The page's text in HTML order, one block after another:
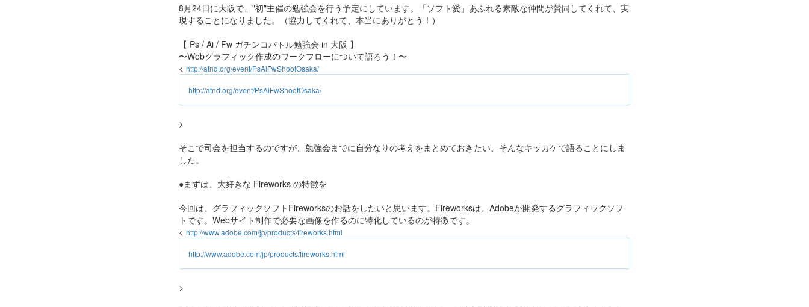
8月24日に大阪で、"初"主催の勉強会を行う予定にしています。「ソフト愛」あふれる素敵な仲間が賛同してくれて、実
現することになりました。（協力してくれて、本当にありがとう！）
【 Ps / Ai / Fw ガチンコバトル勉強会 in 大阪 】
〜Webグラフィック作成のワークフローについて語ろう！〜
< http://atnd.org/event/PsAiFwShootOsaka/
http://atnd.org/event/PsAiFwShootOsaka/
>
そこで司会を担当するのですが、勉強会までに自分なりの考えをまとめておきたい、そんなキッカケで語ることにしま
した。
●まずは、大好きな Fireworks の特徴を
今回は、グラフィックソフトFireworksのお話をしたいと思います。Fireworksは、Adobeが開発するグラフィックソフ
トです。Webサイト制作で必要な画像を作るのに特化しているのが特徴です。
< http://www.adobe.com/jp/products/fireworks.html
http://www.adobe.com/jp/products/fireworks.html
>